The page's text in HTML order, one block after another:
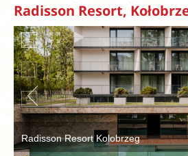
Radisson Resort,
Radisson Resort Kolobrzeg